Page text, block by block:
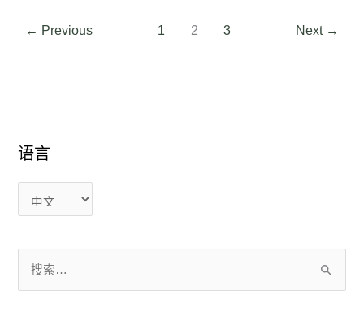
← Previous 1 2 3 Next →
语言
语
语